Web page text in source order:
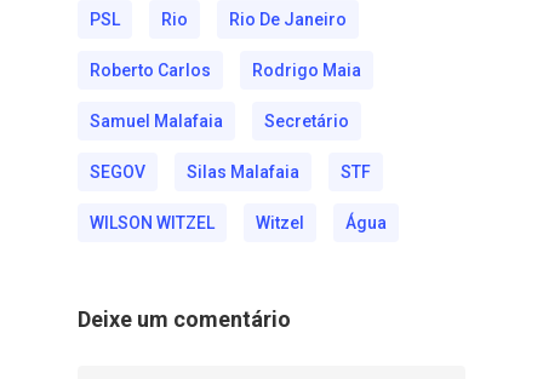
PSL Rio Rio De Janeiro
Roberto Carlos Rodrigo Maia
Samuel Malafaia Secretário
SEGOV Silas Malafaia STF
WILSON WITZEL Witzel Água
Deixe um comentário